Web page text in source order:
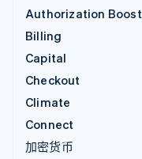
Authorization Boost
Billing
Capital
Checkout
Climate
Connect
加密货币